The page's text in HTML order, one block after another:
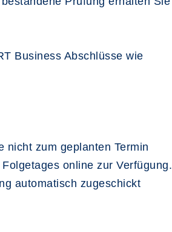
Business Abschlüsse wie
nicht zum geplanten Termin
online zur Verfügung.
automatisch zugeschickt